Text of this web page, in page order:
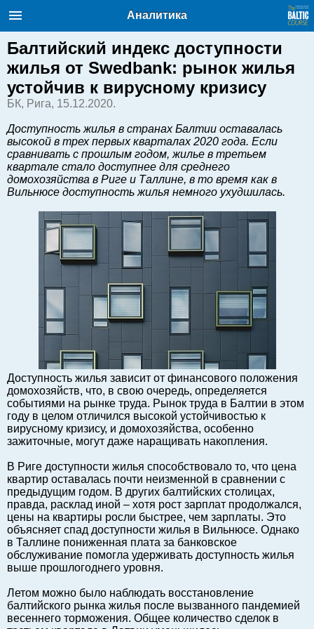
Балтийский курс. Новости и
аналитика
English
Очерки по новейшей истории
Латвии
Хорошо для дела
Аналитика
Инвестиции
Транспорт
Энергетика
Недвижимость
Технологии
Рынки и компании
Балтийский экспорт
Советы юриста
ЕС - Балтия
Балтия - СНГ
Люди дела
Право
Круглый стол
Образование и наука
Экономическая история
Прямая речь
Благотворительность
Форумы
Книга
Архив
Сергей Тюленев: студия
Аналитика
Балтийский индекс доступности
жилья от Swedbank: рынок жилья
устойчив к вирусному кризису
БК, Рига, 15.12.2020.
Доступность жилья в странах Балтии оставалась
высокой в трех первых кварталах 2020 года. Если
сравнивать с прошлым годом, жилье в третьем
квартале стало доступнее для среднего
домохозяйства в Риге и Таллине, в то время как в
Вильнюсе доступность жилья немного ухудшилась.
Доступность жилья зависит от финансового положения
домохозяйств, что, в свою очередь, определяется
событиями на рынке труда. Рынок труда в Балтии в этом
году в целом отличился высокой устойчивостью к
вирусному кризису, и домохозяйства, особенно
зажиточные, могут даже наращивать накопления.
В Риге доступности жилья способствовало то, что цена
квартир оставалась почти неизменной в сравнении с
предыдущим годом. В других балтийских столицах,
правда, расклад иной – хотя рост зарплат продолжался,
цены на квартиры росли быстрее, чем зарплаты. Это
объясняет спад доступности жилья в Вильнюсе. Однако
в Таллине пониженная плата за банковское
обслуживание помогла удерживать доступность жилья
выше прошлогоднего уровня.
Летом можно было наблюдать восстановление
балтийского рынка жилья после вызванного пандемией
весеннего торможения. Общее количество сделок в